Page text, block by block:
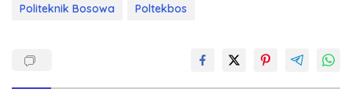
Politeknik Bosowa Poltekbos